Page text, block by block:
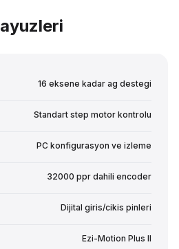
16 eksene kadar ag destegi
Standart step motor kontrolu
PC konfigurasyon ve izleme
32000 ppr dahili encoder
Dijital giris/cikis pinleri
Ezi-Motion Plus II